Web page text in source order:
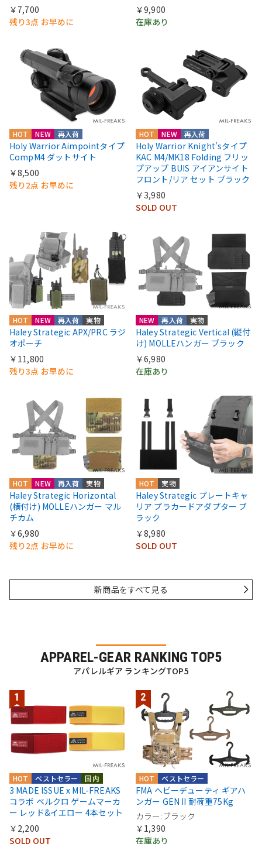
￥7,700
残り3点 お早めに
￥9,900
在庫あり
HOT NEW 再入荷
Holy Warrior Aimpointタイプ
CompM4 ダットサイト
￥8,500
残り2点 お早めに
HOT NEW 再入荷
Holy Warrior Knight'sタイプ
KAC M4/MK18 Folding フリッ
プアップ BUIS アイアンサイト
フロント/リア セット ブラック
￥3,980
SOLD OUT
HOT NEW 再入荷 実物
Haley Strategic APX/PRC ラジ
オポーチ
￥11,800
残り3点 お早めに
NEW 再入荷 実物
Haley Strategic Vertical (縦付
け) MOLLEハンガー ブラック
￥6,980
在庫あり
HOT NEW 再入荷 実物
Haley Strategic Horizontal
(横付け) MOLLEハンガー マル
チカム
￥6,980
残り2点 お早めに
HOT 実物
Haley Strategic プレートキャ
リア プラカードアダプター ブ
ラック
￥8,980
SOLD OUT
新商品をすべて見る
APPAREL-GEAR RANKING TOP5
アパレルギア ランキングTOP5
国内
ベストセラー
HOT
3 MADE ISSUE x MIL-FREAKS
コラボ ベルクロ ゲームマーカ
ー レッド&イエロー 4本セット
￥2,200
SOLD OUT
ベストセラー
HOT
FMA ヘビーデューティ ギアハ
ンガー GEN II 耐荷重75Kg
カラー:ブラック
￥1,390
在庫あり